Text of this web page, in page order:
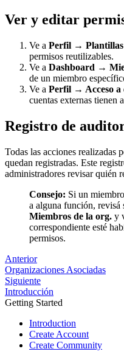
Ver y editar
Ve a Perfil → Plantillas
permisos reutilizables.
Ve a Dashboard →
de un miembro
Ve a Perfil → Acceso a
cuentas externas tienen
Registro de
Todas las acciones realizadas
quedan registradas. Este
administradores revisar quién
Consejo: Si un
a alguna función, revisá
Miembros de la org. y
correspondiente esté
permisos.
Anterior
Organizaciones Asociadas
Siguiente
Introducción
Getting Started
Introduction
Create Account
Create Community